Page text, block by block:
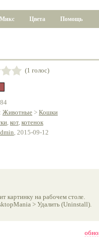
Микс Цвета Помощь
(1 голос)
Животные > Кошки
, кот, котенок
, 2015-09-12
картинку на рабочем столе.
> Удалить (Uninstall).